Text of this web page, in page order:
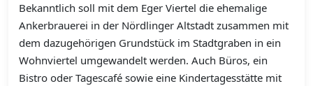
Bekanntlich soll mit dem Eger Viertel die ehemalige
Ankerbrauerei in der Nördlinger Altstadt zusammen mit
dem dazugehörigen Grundstück im Stadtgraben in ein
Wohnviertel umgewandelt werden. Auch Büros, ein
Bistro oder Tagescafé sowie eine Kindertagesstätte mit